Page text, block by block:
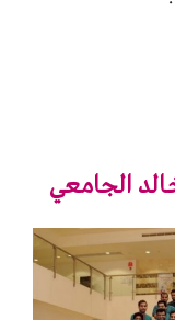
الجامعي